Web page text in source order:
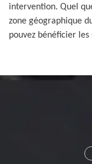
intervention. Quel
zone géographique
pouvez bénéficier